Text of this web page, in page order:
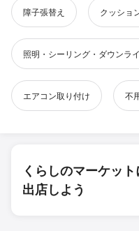
障子張替え クッショ
照明・シーリング・ダウンラ
エアコン取り付け 不
くらしのマーケット
出店しよう